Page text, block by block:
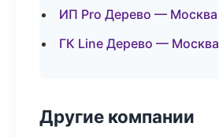
ИП Pro Дерево — Москва
ГК Line Дерево — Москва
Другие компании